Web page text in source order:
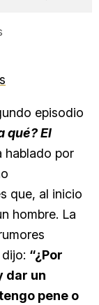
episodio
qué? El
hablado por
que, al inicio
hombre. La
“¿Por
dar un
pene o